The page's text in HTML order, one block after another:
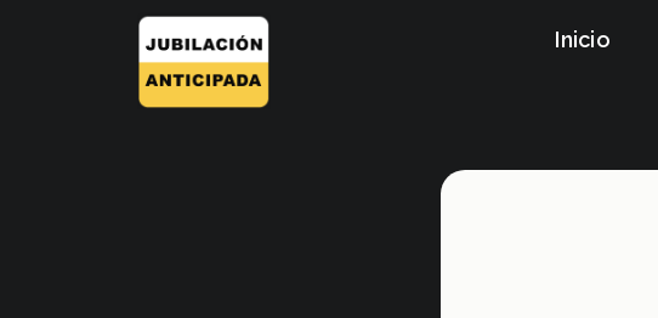
Inicio